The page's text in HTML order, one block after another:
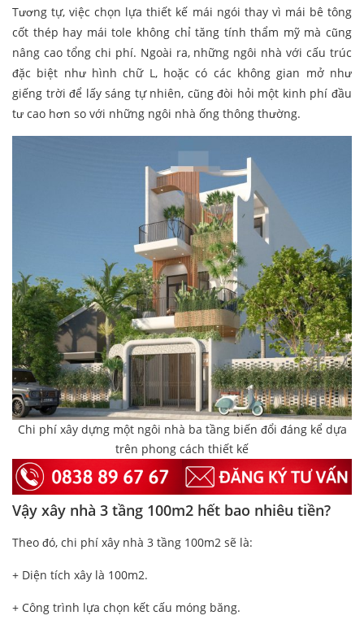
Tương tự, việc chọn lựa thiết kế mái ngói thay vì mái bê tông
cốt thép hay mái tole không chỉ tăng tính thẩm mỹ mà cũng
nâng cao tổng chi phí. Ngoài ra, những ngôi nhà với cấu trúc
đặc biệt như hình chữ L, hoặc có các không gian mở như
giếng trời để lấy sáng tự nhiên, cũng đòi hỏi một kinh phí đầu
tư cao hơn so với những ngôi nhà ống thông thường.
Chi phí xây dựng một ngôi nhà ba tầng biến đổi đáng kể dựa
trên phong cách thiết kế
Vậy xây nhà 3 tầng 100m2 hết bao nhiêu tiền?
Theo đó, chi phí xây nhà 3 tầng 100m2 sẽ là:
+ Diện tích xây là 100m2.
+ Công trình lựa chọn kết cấu móng băng.